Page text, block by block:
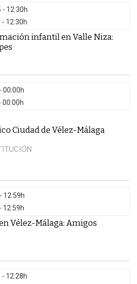
12:30h
12:30h
infantil en Valle Niza:
00:00h
00:00h
Ciudad de Vélez-Málaga
12:59h
12:59h
Vélez-Málaga: Amigos
12:28h